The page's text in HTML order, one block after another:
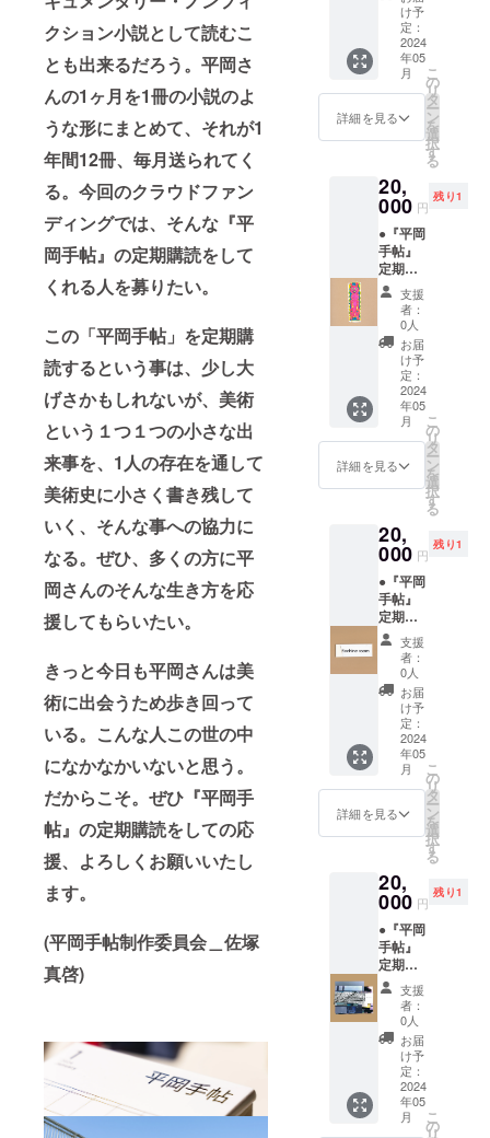
クション小説として読むこ
とも出来るだろう。平岡さ
んの1ヶ月を1冊の小説のよ
うな形にまとめて、それが1
年間12冊、毎月送られてく
る。今回のクラウドファン
ディングでは、そんな『平
岡手帖』の定期購読をして
くれる人を募りたい。
この「平岡手帖」を定期購
読するという事は、少し大
げさかもしれないが、美術
という１つ１つの小さな出
来事を、1人の存在を通して
美術史に小さく書き残して
いく、そんな事への協力に
なる。ぜひ、多くの方に平
岡さんのそんな生き方を応
援してもらいたい。
きっと今日も平岡さんは美
術に出会うため歩き回って
いる。 こんな人この世の中
になかなかいないと思う。
だからこそ。ぜひ『平岡手
帖』の定期購読をしての応
援、よろしくお願いいたし
ます。
(平岡手帖制作委員会＿佐塚
真啓)
時期。
私は
アーツ
さいた
ま・き
たまち
フェス
て、精
神と時
の部屋
をギャ
ラリー
に設え
た。そ
こで
粛々と
クリエ
イショ
ンに耽
るな
か、分
厚いガ
ラスが
隔てる
ショー
ウィン
ドウの
マネキ
ン或い
は動物
園の動
物に向
けられ
るよう
に視線
が注が
れる。
開場時
間中、
サーの
肉体は
るが、
オー
ディエ
ンスの
滞在時
間は決
して長
くはな
かっ
た。 あ
る日の
午後。
いつか
ら居た
のだろ
りサイ
ズ ＋ ●
この作
品の額
装「額
縁工房
片隅」
特別割
引チ
ーーー
ーー 吉
川陽一
郎 ーー
応援コ
メン
ト： 私
の場合
自分の
考えて
いるこ
とを書
く時
は、
様々な
言葉が
浮かん
らひと
つを選
んで書
く。つ
ぎにま
た一つ
選んで
書く。
文字に
なった
言葉と
言葉が
繋がっ
てい
く。で
も繋
がって
んどん
自分か
ら離れ
てい
く。や
り直
す。ま
たやり
直す。
でも繰
り返す
たびに
本当の
ような
嘘がだ
け予
定：
2024
年05
月
詳細を見る
こ
の
リ
タ
ー
ン
を
選
択
す
る
20,
000 円
残り1
●『平岡
手帖』
定期購
読_12ヶ
月 ＋ ●
作家作
品しお
りサイ
ズ ＋ ●
この作
品の額
装「額
縁工房
片隅」
特別割
引チ
ーーー
ーー 永
畑智大
ーー 応
援コメ
ント：
平岡手
帖をよ
んで平
岡さん
みたい
なひと
が10万
人くら
いでき
るとい
いと思
くださ
い！！
支援
者：
0人
お届
け予
定：
2024
年05
月
詳細を見る
こ
の
リ
タ
ー
ン
を
選
択
す
る
20,
000 円
残り1
●『平岡
手帖』
定期購
読_12ヶ
月 ＋ ●
作家作
品しお
りサイ
ズ ＋ ●
この作
品の額
装「額
縁工房
片隅」
特別割
引チ
ーーー
ーー 古
屋崇久
ーー 応
援コメ
ント：
私は好
きな文
豪・作
家の名
前を追
い、誰
かがそ
の人の
ことを
支援
者：
0人
お届
け予
定：
2024
年05
月
詳細を見る
こ
の
リ
タ
ー
ン
を
選
択
す
る
20,
000 円
残り1
●『平岡
手帖』
定期購
読_12ヶ
月 ＋ ●
作家作
品しお
りサイ
この作
品の額
装「額
支援
者：
0人
お届
け予
定：
2024
年05
月
こ
の